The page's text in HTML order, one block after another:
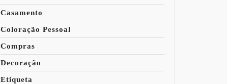
Casamento
Coloração Pessoal
Compras
Decoração
Etiqueta